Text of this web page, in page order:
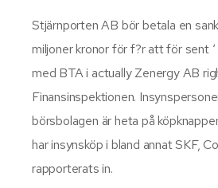
Stjärnporten AB bör betala en
miljoner kronor för f?r att för sent
med BTA i actually Zenergy AB
Finansinspektionen.
börsbolagen är heta på
har insynsköp i bland annat SKF,
rapporterats in.